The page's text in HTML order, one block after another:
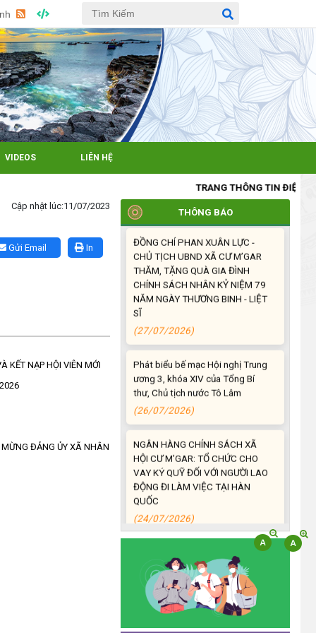
VIDEOS LIÊN HỆ
TRANG THÔNG TIN ĐIỆN TỬ XÃ
Cập nhật lúc:11/07/2023
In
Gửi Email
KẾT NẠP HỘI VIÊN MỚI
ĐẢNG ỦY XÃ NHÂN
THÔNG BÁO
M’GAR: SƠ KẾT CÔNG TÁC HỘI 6
THÁNG ĐẦU NĂM VÀ KIỆN TOÀN
TỔ CHỨC CHI HỘI SAU SÁP
NHẬP
(27/07/2026)
XÃ CƯ M’GAR: TỔ CHỨC ĐOÀN
DÂNG HƯƠNG, VIẾNG NGHĨA
TRANG LIỆT SĨ NHÂN KỶ NIỆM
79 NĂM NGÀY THƯƠNG BINH -
27/7/2026)
ĐỒNG CHÍ PHAN XUÂN LỰC -
CHỦ TỊCH UBND XÃ CƯ M’GAR
THĂM, TẶNG QUÀ GIA ĐÌNH
CHÍNH SÁCH NHÂN KỶ NIỆM 79
NĂM NGÀY THƯƠNG BINH - LIỆT
SĨ
(27/07/2026)
Phát biểu bế mạc Hội nghị Trung
ương 3, khóa XIV của Tổng Bí
thư, Chủ tịch nước Tô Lâm
(26/07/2026)
NGÂN HÀNG CHÍNH SÁCH XÃ
HỘI CƯ M’GAR: TỔ CHỨC CHO
VAY KÝ QUỸ ĐỐI VỚI NGƯỜI LAO
ĐỘNG ĐI LÀM VIỆC TẠI HÀN
QUỐC
(24/07/2026)
HỘI NÔNG DÂN XÃ CƯ M’GAR
ĐẠI DIỆN TỈNH ĐẮK LẮK QUẢNG
BÁ SẢN PHẨM OCOP TẠI TUẦN
LỄ NÔNG SẢN VÀ SẢN PHẨM
OCOP TỈNH KHÁNH HÒA NĂM
2026